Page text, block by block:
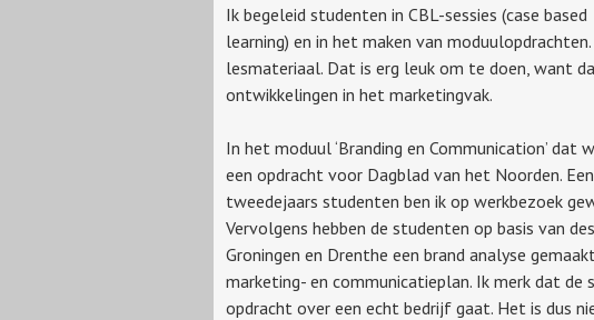
Ik begeleid studenten in CBL-sessies (case based
learning) en in het maken van
lesmateriaal. Dat is erg leuk om te doen, want
ontwikkelingen in het marketingvak.
In het moduul ‘Branding en Communication’ dat
een opdracht voor Dagblad van het Noorden.
tweedejaars studenten ben ik op werkbezoek
Vervolgens hebben de studenten op basis van
Groningen en Drenthe een brand analyse
marketing- en communicatieplan. Ik merk dat
opdracht over een echt bedrijf gaat. Het is dus